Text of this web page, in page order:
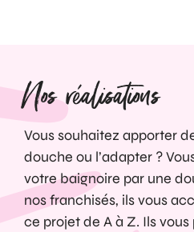
Nos réalisations
Vous souhaitez apporter
douche ou l’adapter ?
votre baignoire par une
nos franchisés, ils vous
ce projet de A à Z. Ils